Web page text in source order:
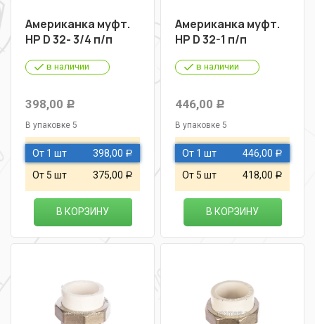
Американка муфт.
НР D 32- 3/4 п/п
в наличии
398,00 Р
В упаковке 5
От 1 шт 398,00 Р
От 5 шт 375,00 Р
В КОРЗИНУ
Американка муфт.
НР D 32-1 п/п
в наличии
446,00 Р
В упаковке 5
От 1 шт 446,00 Р
От 5 шт 418,00 Р
В КОРЗИНУ